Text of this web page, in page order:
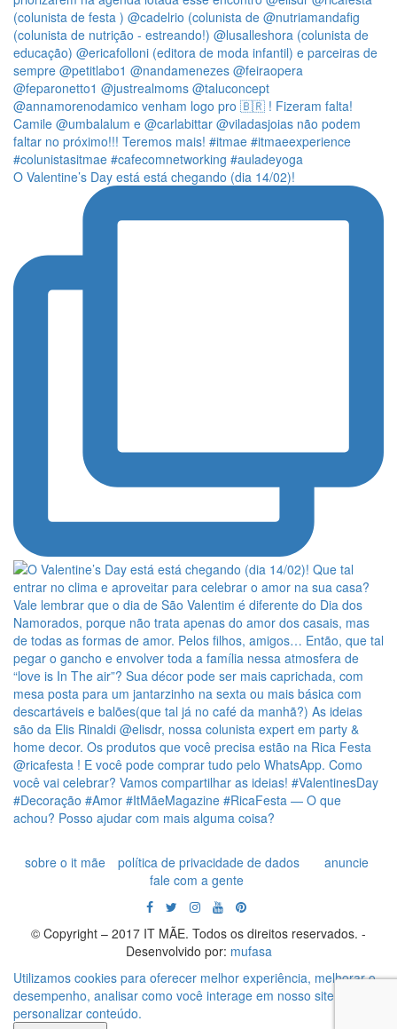
O Valentine’s Day está está chegando (dia 14/02)!
sobre o it mãe política de privacidade de dados
anuncie
fale com a gente
© Copyright – 2017 IT MÃE. Todos os direitos reservados. -
Desenvolvido por: mufasa
Utilizamos cookies para oferecer melhor experiência, melhorar o
desempenho, analisar como você interage em nosso site e
personalizar conteúdo.